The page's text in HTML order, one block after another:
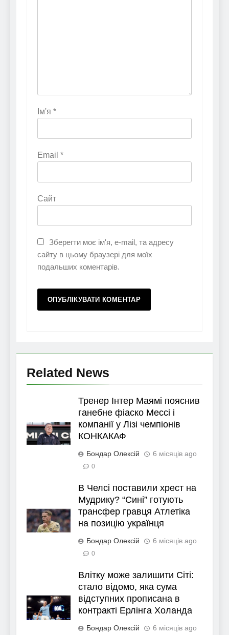
Ім'я *
Email *
Сайт
Зберегти моє ім'я, e-mail, та адресу
сайту в цьому браузері для моїх
подальших коментарів.
Related News
Тренер Інтер Маямі пояснив
ганебне фіаско Мессі і
компанії у Лізі чемпіонів
КОНКАКАФ
Бондар Олексій 6 місяців ago
0
В Челсі поставили хрест на
Мудрику? “Сині” готують
трансфер гравця Атлетіка
на позицію українця
Бондар Олексій 6 місяців ago
0
Влітку може залишити Сіті:
стало відомо, яка сума
відступних прописана в
контракті Ерлінга Холанда
Бондар Олексій 6 місяців ago